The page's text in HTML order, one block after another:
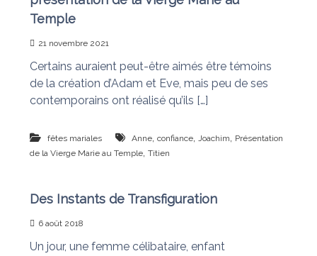
Temple
21 novembre 2021
Certains auraient peut-être aimés être témoins
de la création d’Adam et Eve, mais peu de ses
contemporains ont réalisé qu’ils […]
fêtes mariales Anne, confiance, Joachim, Présentation
de la Vierge Marie au Temple, Titien
Des Instants de Transfiguration
6 août 2018
Un jour, une femme célibataire, enfant